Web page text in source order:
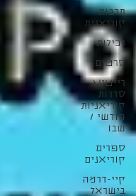
תרבות
קוריאנית
רכילות
סרטים
רייטינג
סדרות
קוריאניות
חודשי /
שבו
ספרים
קוריאנים
קיי-דרמה
בישראל